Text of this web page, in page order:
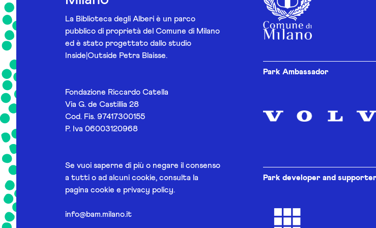
La Biblioteca degli Alberi è un parco
pubblico di proprietà del Comune di Milano
ed è stato progettato dallo studio
Inside|Outside Petra Blaisse.
Fondazione Riccardo Catella
Via G. de Castillia 28
Cod. Fis. 97417300155
P. Iva 06003120968
Se vuoi saperne di più o negare il consenso
a tutti o ad alcuni cookie, consulta la
pagina cookie e privacy policy.
info@bam.milano.it
Park Ambassador
Park developer and